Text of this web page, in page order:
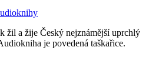
žil a žije Český nejznámější uprchlý
je povedená taškařice.